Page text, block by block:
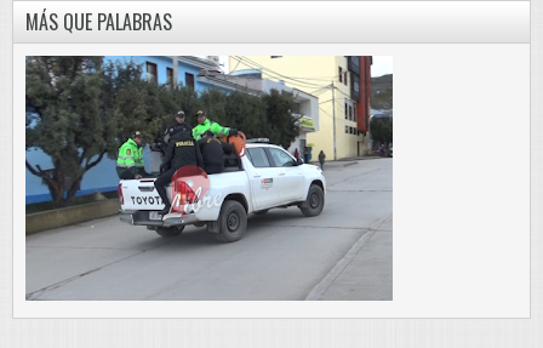
MÁS QUE PALABRAS